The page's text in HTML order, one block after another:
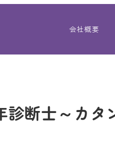
会社概要
診断士～カタ